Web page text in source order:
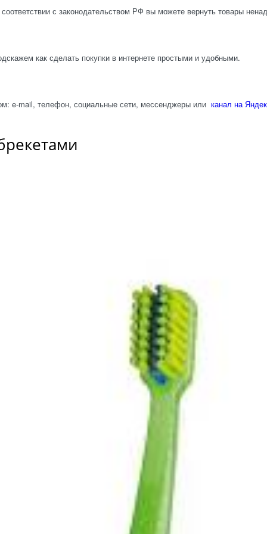
с законодательством РФ вы можете вернуть товары
как сделать покупки в интернете простыми и удобными.
e-mail, телефон, социальные сети, мессенджеры или канал на